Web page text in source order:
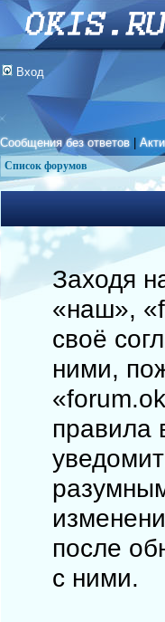
Вход
Сообщения без ответов |
Список форумов
Заходя
«наш»,
своё
ними,
правила
после
с ними.